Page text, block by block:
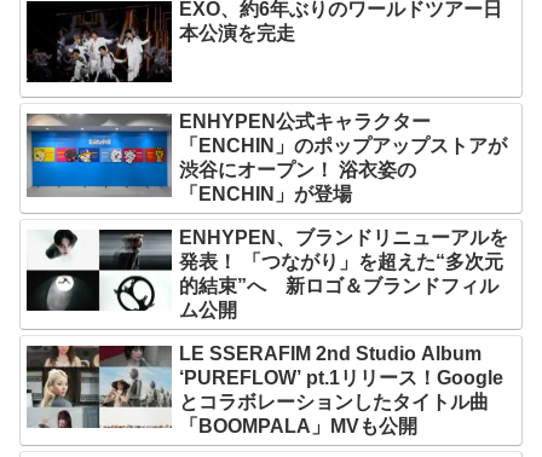
EXO、約6年ぶりのワールドツアー日
本公演を完走
ENHYPEN公式キャラクター
「ENCHIN」のポップアップストアが
渋谷にオープン！ 浴衣姿の
「ENCHIN」が登場
ENHYPEN、ブランドリニューアルを
発表！ 「つながり」を超えた“多次元
的結束”へ 新ロゴ＆ブランドフィル
ム公開
LE SSERAFIM 2nd Studio Album
‘PUREFLOW’ pt.1リリース！Google
とコラボレーションしたタイトル曲
「BOOMPALA」MVも公開